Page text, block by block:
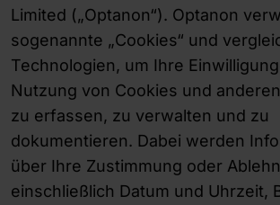
Limited („Optanon“). Optanon
sogenannte „Cookies“ und
Technologien, um Ihre
Nutzung von Cookies und
zu erfassen, zu verwalten und zu
dokumentieren. Dabei werden
über Ihre Zustimmung oder
einschließlich Datum und Uhrzeit,